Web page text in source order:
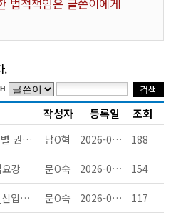
법적책임은 글쓴이에게
.
작성자 등록일 조회
2022개정교육과정 대학별 권장과목 및 과목 안내서(교... 남O혁 2026-07-01 188
강 문O숙 2026-06-09 154
[동덕여대]2027학년도_신입학_재외국민과외국인_모집요... 문O숙 2026-05-31 117